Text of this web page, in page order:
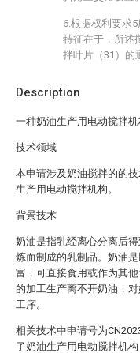
Description
一种奶油生产用电动搅拌机
技术领域
本申请涉及奶油搅拌的的
生产用电动搅拌机构。
背景技术
奶油是指乳经离心分离后
炼而制成的乳制品。奶油
富，可直接食用或作为其
的加工生产离不开奶油，
工序。
相关技术中申请号为
了奶油生产用电动搅拌机
6.根据权利要求
特征在于，所述
拌叶片（31）的